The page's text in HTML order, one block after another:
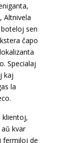
Altnivela
sen
ĉapo
Specialaj
kaj
la
klientoj,
kvar
fermiloj de